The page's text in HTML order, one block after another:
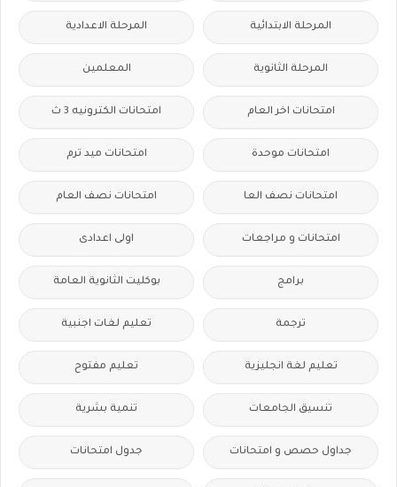
المرحلة الابتدائية المرحلة الاعدادية
المرحلة الثانوية المعلمين
امتحانات اخر العام امتحانات الكترونيه 3 ث
امتحانات موحدة امتحانات ميد ترم
امتحانات نصف العا امتحانات نصف العام
امتحانات و مراجعات اولى اعدادى
برامج بوكليت الثانوية العامة
ترجمة تعليم لغات اجنبية
تعليم لغة انجليزية تعليم مفتوح
تنسيق الجامعات تنمية بشرية
جداول حصص و امتحانات جدول امتحانات